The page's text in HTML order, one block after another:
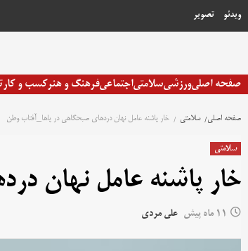
به
ویدئو تصویر
صفحه اصلیورزشیسلامتیاجتماعیفرهنگ و هنرکسب و کار
صفحه اصلی سلامتی خار پاشنه عامل نهان دردهای صبحگاهی در پاها_آفتاب وطن
سلامتی
خار پاشنه عامل نهان
11 ماه پیش علی مردی